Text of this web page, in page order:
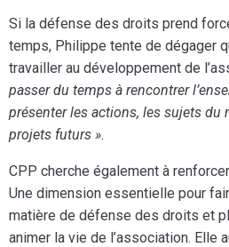
Si la défense des droits prend
temps, Philippe tente de dégager
travailler au développement de
passer du temps à rencontrer
présenter les actions, les sujets du
projets futurs ».
CPP cherche également à
Une dimension essentielle pour
matière de défense des droits et
animer la vie de l’association. Elle